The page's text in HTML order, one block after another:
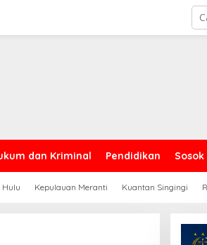
dan Kriminal Pendidikan Sosok
Kepulauan Meranti Kuantan Singingi